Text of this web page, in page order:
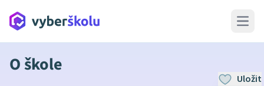
Open
O škole
Uložit